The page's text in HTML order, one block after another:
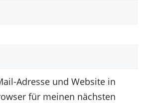
Adresse und Website in
für meinen nächsten